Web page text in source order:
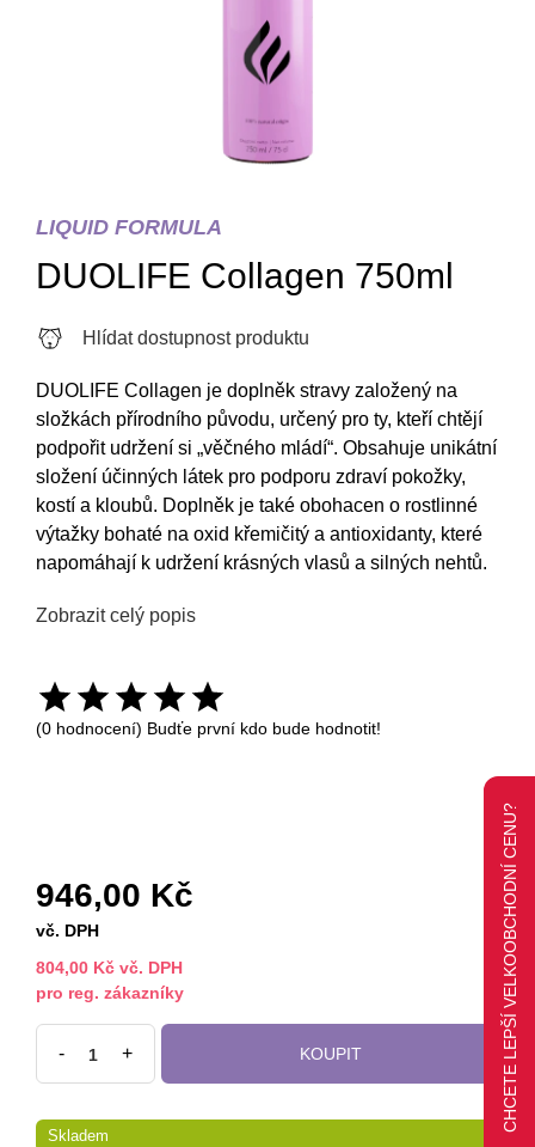
LIQUID FORMULA
DUOLIFE Collagen 750ml
Hlídat dostupnost produktu
DUOLIFE Collagen je doplněk stravy založený na
složkách přírodního původu, určený pro ty, kteří chtějí
podpořit udržení si „věčného mládí“. Obsahuje unikátní
složení účinných látek pro podporu zdraví pokožky,
kostí a kloubů. Doplněk je také obohacen o rostlinné
výtažky bohaté na oxid křemičitý a antioxidanty, které
napomáhají k udržení krásných vlasů a silných nehtů.
Zobrazit celý popis
(0 hodnocení) Budťe první kdo bude hodnotit!
946,00 Kč
vč. DPH
804,00 Kč vč. DPH
pro reg. zákazníky
- + KOUPIT
Skladem
CHCETE LEPŠÍ VELKOOBCHODNÍ CENU?